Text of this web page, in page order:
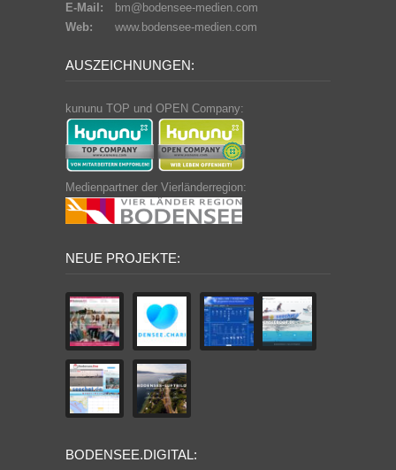
E-Mail:
bm@bodensee-medien.com
Web:
www.bodensee-medien.com
AUSZEICHNUNGEN:
kununu TOP und OPEN Company:
Medienpartner der Vierländerregion:
NEUE PROJEKTE:
BODENSEE.DIGITAL: